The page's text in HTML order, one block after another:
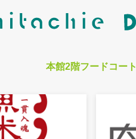
本館2階フードコート